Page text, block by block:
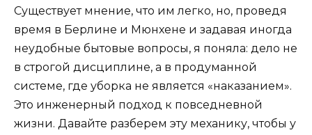
Существует мнение, что им легко, но, проведя
время в Берлине и Мюнхене и задавая иногда
неудобные бытовые вопросы, я поняла: дело не
в строгой дисциплине, а в продуманной
системе, где уборка не является «наказанием».
Это инженерный подход к повседневной
жизни. Давайте разберем эту механику, чтобы у